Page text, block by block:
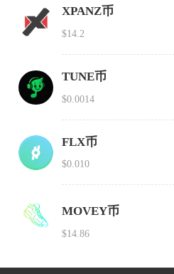
XPANZ币
$14.2
TUNE币
$0.0014
FLX币
$0.010
MOVEY币
$14.86